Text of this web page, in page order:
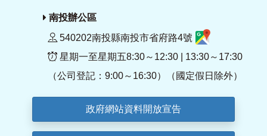
南投辦公區
540202南投縣南投市省府路4號
星期一至星期五8:30～12:30 | 13:30～17:30
（公司登記：9:00～16:30）（國定假日除外）
政府網站資料開放宣告